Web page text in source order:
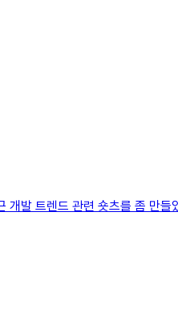
발 트렌드 관련 숏츠를 좀 만들